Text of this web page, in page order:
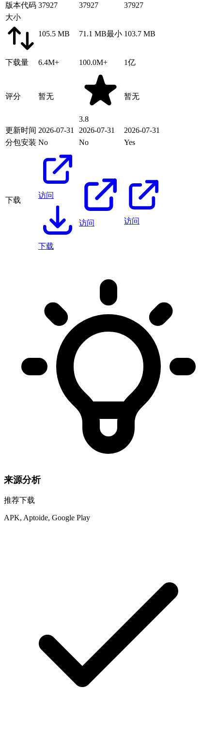
版本代码 37927 37927
37927
大小
105.5 MB
71.1 MB最小 103.7 MB
下载量 6.4M+ 100.0M+ 1亿
评分 暂无
3.8
暂无
更新时间 2026-07-31 2026-07-31
2026-07-31
分包安装 No No Yes
下载
访问
下载
访问 访问
来源分析
推荐下载
APK, Aptoide, Google Play